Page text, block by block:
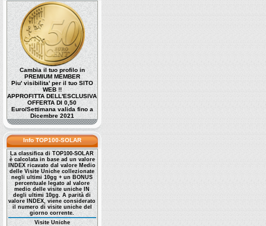
Cambia il tuo profilo in
PREMIUM MEMBER
Piu' visibilita' per il tuo SITO
WEB !!
APPROFITTA DELL'ESCLUSIVA
OFFERTA DI 0,50
Euro/Settimana valida fino a
Dicembre 2021
Info TOP100-SOLAR
La classifica di TOP100-SOLAR
è calcolata in base ad un valore
INDEX ricavato dal valore Medio
delle Visite Uniche collezionate
negli ultimi 10gg + un BONUS
percentuale legato al valore
medio delle visite uniche IN
degli ultimi 10gg. A parità di
valore INDEX, viene considerato
il numero di visite uniche del
giorno corrente.
Visite Uniche